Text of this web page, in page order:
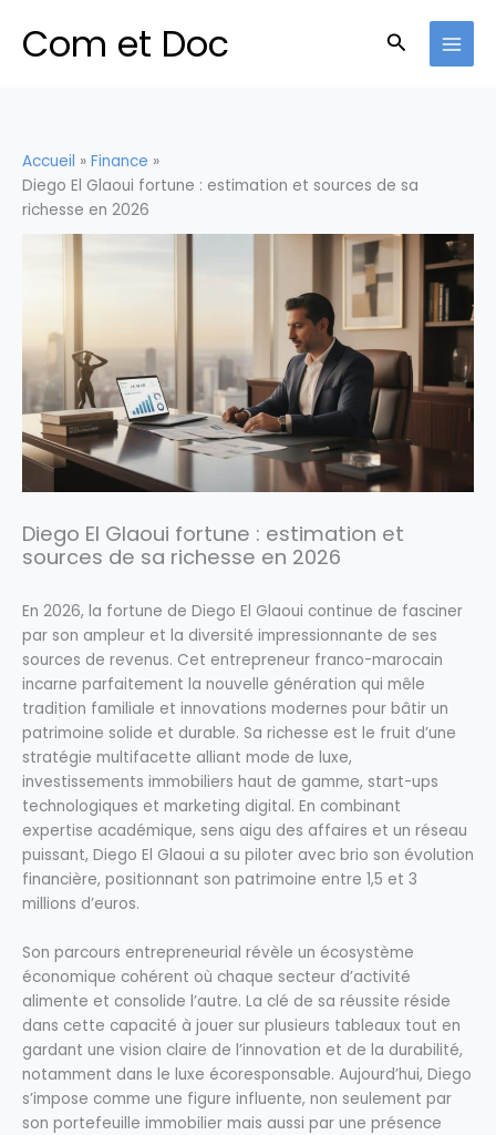
contenu
Com et Doc
Accueil
Finance
Diego El Glaoui fortune : estimation et sources de sa
richesse en 2026
Diego El Glaoui fortune : estimation et
sources de sa richesse en 2026
En 2026, la fortune de Diego El Glaoui continue de fasciner
par son ampleur et la diversité impressionnante de ses
sources de revenus. Cet entrepreneur franco-marocain
incarne parfaitement la nouvelle génération qui mêle
tradition familiale et innovations modernes pour bâtir un
patrimoine solide et durable. Sa richesse est le fruit d’une
stratégie multifacette alliant mode de luxe,
investissements immobiliers haut de gamme, start-ups
technologiques et marketing digital. En combinant
expertise académique, sens aigu des affaires et un réseau
puissant, Diego El Glaoui a su piloter avec brio son évolution
financière, positionnant son patrimoine entre 1,5 et 3
millions d’euros.
Son parcours entrepreneurial révèle un écosystème
économique cohérent où chaque secteur d’activité
alimente et consolide l’autre. La clé de sa réussite réside
dans cette capacité à jouer sur plusieurs tableaux tout en
gardant une vision claire de l’innovation et de la durabilité,
notamment dans le luxe écoresponsable. Aujourd’hui, Diego
s’impose comme une figure influente, non seulement par
son portefeuille immobilier mais aussi par une présence